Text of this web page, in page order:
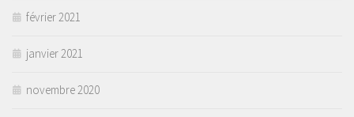
février 2021
janvier 2021
novembre 2020